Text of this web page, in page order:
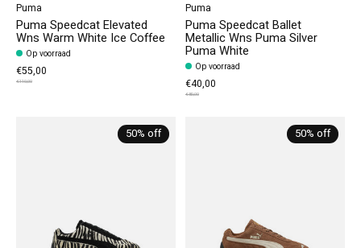
Puma
Puma Speedcat Elevated
Wns Warm White Ice Coffee
Op voorraad
€55,00
€110,00
Puma
Puma Speedcat Ballet
Metallic Wns Puma Silver
Puma White
Op voorraad
€40,00
€80,00
50% off 50% off